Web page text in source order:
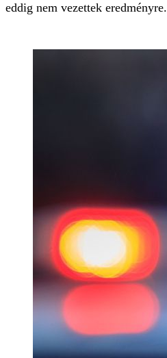
eddig nem vezettek eredményre.